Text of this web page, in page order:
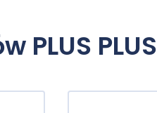
PLUS PLUS